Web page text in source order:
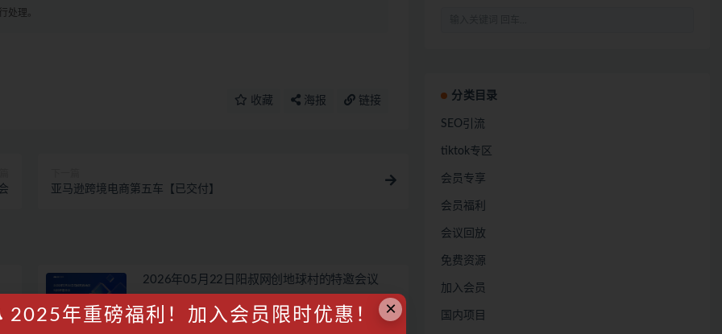
处理。
收藏 海报 链接
亚马逊跨境电商第五车【已交付】
28
2026年05月22日阳叔网创地球村的特邀会议
会议回放 3月前 365 28
分类目录
SEO引流
tiktok专区
会员专享
会员福利
会议回放
免费资源
加入会员
国内项目
×
2025年重磅福利！加入会员限时优惠！